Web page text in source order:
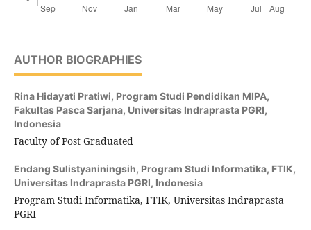
AUTHOR BIOGRAPHIES
Rina Hidayati Pratiwi, Program Studi Pendidikan MIPA,
Fakultas Pasca Sarjana, Universitas Indraprasta PGRI,
Indonesia
Faculty of Post Graduated
Endang Sulistyaniningsih, Program Studi Informatika, FTIK,
Universitas Indraprasta PGRI, Indonesia
Program Studi Informatika, FTIK, Universitas Indraprasta
PGRI